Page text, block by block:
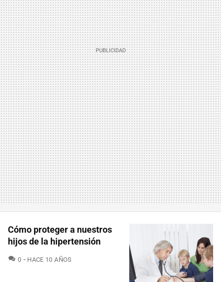
Cómo proteger a nuestros
hijos de la hipertensión
0 COMENTARIOS
HACE 10 AÑOS